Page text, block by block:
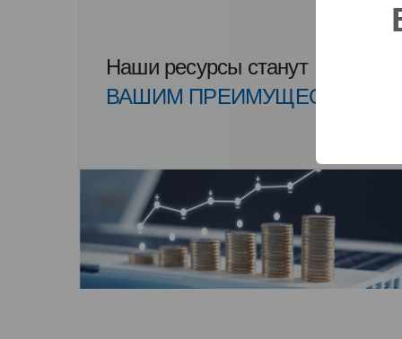
Наши ресурсы станут
ВАШИМ ПРЕИМУЩЕСТВОМ